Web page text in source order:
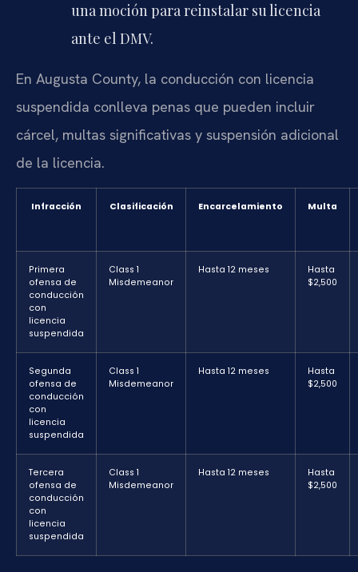
una moción para reinstalar su licencia
ante el DMV.
En Augusta County, la conducción con licencia
suspendida conlleva penas que pueden incluir
cárcel, multas significativas y suspensión adicional
de la licencia.
Infracción Clasificación Encarcelamiento Multa
Primera
ofensa de
conducción
con
licencia
suspendida
Class 1
Misdemeanor
Hasta 12 meses
Hasta
$2,500
Segunda
ofensa de
conducción
con
licencia
suspendida
Class 1
Misdemeanor
Hasta 12 meses
Hasta
$2,500
Tercera
ofensa de
conducción
con
licencia
suspendida
Class 1
Misdemeanor
Hasta 12 meses
Hasta
$2,500